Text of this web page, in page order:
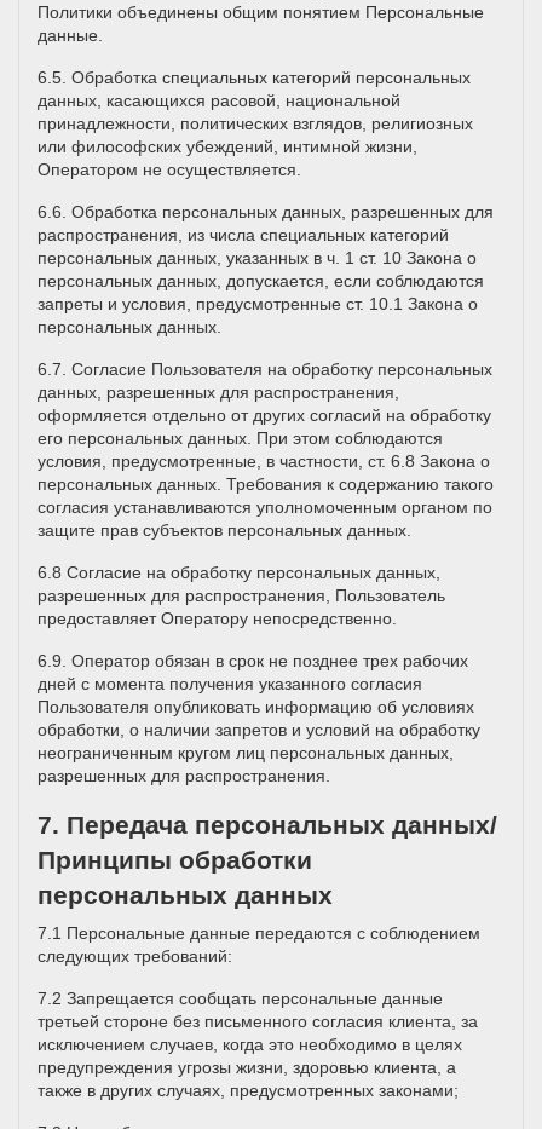
Политики объединены общим понятием Персональные
данные.
6.5. Обработка специальных категорий персональных
данных, касающихся расовой, национальной
принадлежности, политических взглядов, религиозных
или философских убеждений, интимной жизни,
Оператором не осуществляется.
6.6. Обработка персональных данных, разрешенных для
распространения, из числа специальных категорий
персональных данных, указанных в ч. 1 ст. 10 Закона о
персональных данных, допускается, если соблюдаются
запреты и условия, предусмотренные ст. 10.1 Закона о
персональных данных.
6.7. Согласие Пользователя на обработку персональных
данных, разрешенных для распространения,
оформляется отдельно от других согласий на обработку
его персональных данных. При этом соблюдаются
условия, предусмотренные, в частности, ст. 6.8 Закона о
персональных данных. Требования к содержанию такого
согласия устанавливаются уполномоченным органом по
защите прав субъектов персональных данных.
6.8 Согласие на обработку персональных данных,
разрешенных для распространения, Пользователь
предоставляет Оператору непосредственно.
6.9. Оператор обязан в срок не позднее трех рабочих
дней с момента получения указанного согласия
Пользователя опубликовать информацию об условиях
обработки, о наличии запретов и условий на обработку
неограниченным кругом лиц персональных данных,
разрешенных для распространения.
7. Передача персональных данных/
Принципы обработки
персональных данных
7.1 Персональные данные передаются с соблюдением
следующих требований:
7.2 Запрещается сообщать персональные данные
третьей стороне без письменного согласия клиента, за
исключением случаев, когда это необходимо в целях
предупреждения угрозы жизни, здоровью клиента, а
также в других случаях, предусмотренных законами;